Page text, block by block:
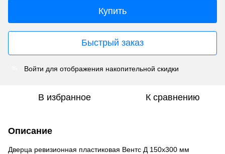
Купить
Быстрый заказ
Войти для отображения накопительной скидки
В избранное К сравнению
Описание
Дверца ревизионная пластиковая Вентс Д 150х300 мм